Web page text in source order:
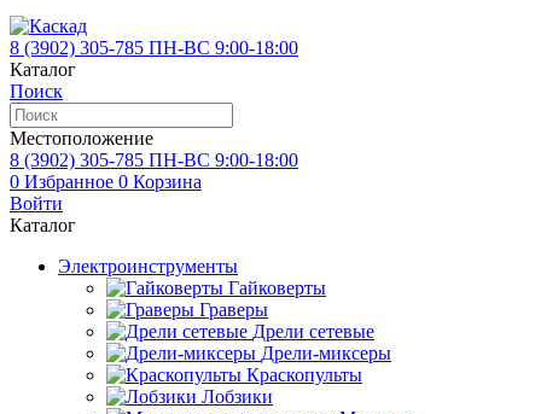
8 (3902) 305-785 ПН-ВС 9:00-18:00
Каталог
Поиск
Местоположение
8 (3902) 305-785 ПН-ВС 9:00-18:00
0 Избранное 0 Корзина
Войти
Каталог
Электроинструменты
Гайковерты
Граверы
Дрели сетевые
Дрели-миксеры
Краскопульты
Лобзики